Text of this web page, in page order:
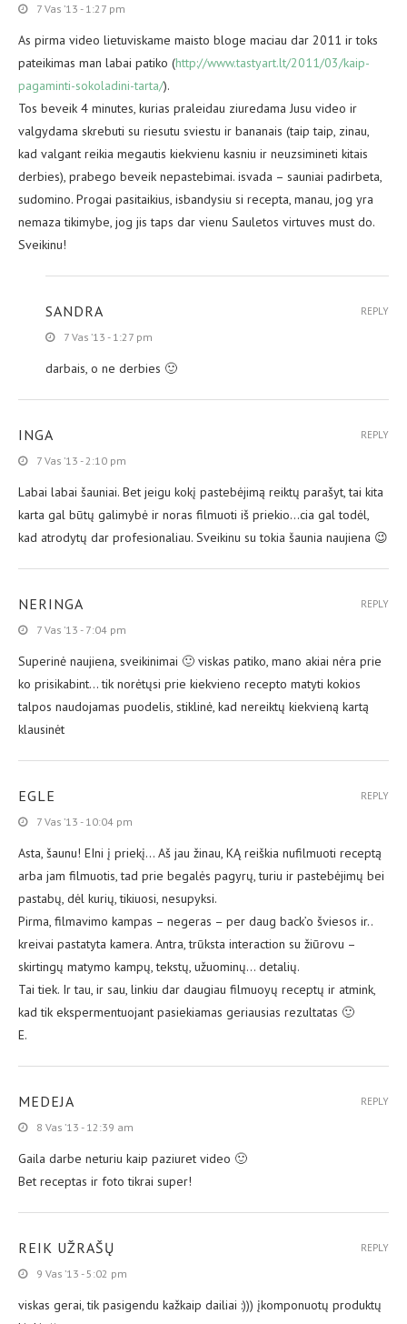
7 Vas ’13 - 1:27 pm
As pirma video lietuviskame maisto bloge maciau dar 2011 ir toks
pateikimas man labai patiko (http://www.tastyart.lt/2011/03/kaip-
pagaminti-sokoladini-tarta/).
Tos beveik 4 minutes, kurias praleidau ziuredama Jusu video ir
valgydama skrebuti su riesutu sviestu ir bananais (taip taip, zinau,
kad valgant reikia megautis kiekvienu kasniu ir neuzsimineti kitais
derbies), prabego beveik nepastebimai. isvada – sauniai padirbeta,
sudomino. Progai pasitaikius, isbandysiu si recepta, manau, jog yra
nemaza tikimybe, jog jis taps dar vienu Sauletos virtuves must do.
Sveikinu!
SANDRA
7 Vas ’13 - 1:27 pm
darbais, o ne derbies 🙂
REPLY
INGA
7 Vas ’13 - 2:10 pm
Labai labai šauniai. Bet jeigu kokį pastebėjimą reiktų parašyt, tai kita
karta gal būtų galimybė ir noras filmuoti iš priekio…cia gal todėl,
kad atrodytų dar profesionaliau. Sveikinu su tokia šaunia naujiena 😉
REPLY
NERINGA
7 Vas ’13 - 7:04 pm
Superinė naujiena, sveikinimai 🙂 viskas patiko, mano akiai nėra prie
ko prisikabint… tik norėtųsi prie kiekvieno recepto matyti kokios
talpos naudojamas puodelis, stiklinė, kad nereiktų kiekvieną kartą
klausinėt
REPLY
EGLE
7 Vas ’13 - 10:04 pm
Asta, šaunu! EIni į priekį… Aš jau žinau, KĄ reiškia nufilmuoti receptą
arba jam filmuotis, tad prie begalės pagyrų, turiu ir pastebėjimų bei
pastabų, dėl kurių, tikiuosi, nesupyksi.
Pirma, filmavimo kampas – negeras – per daug back’o šviesos ir..
kreivai pastatyta kamera. Antra, trūksta interaction su žiūrovu –
skirtingų matymo kampų, tekstų, užuominų… detalių.
Tai tiek. Ir tau, ir sau, linkiu dar daugiau filmuoyų receptų ir atmink,
kad tik ekspermentuojant pasiekiamas geriausias rezultatas 🙂
E.
REPLY
MEDEJA
8 Vas ’13 - 12:39 am
Gaila darbe neturiu kaip paziuret video 🙂
Bet receptas ir foto tikrai super!
REPLY
REIK UŽRAŠŲ
9 Vas ’13 - 5:02 pm
viskas gerai, tik pasigendu kažkaip dailiai :))) įkomponuotų produktų
REPLY